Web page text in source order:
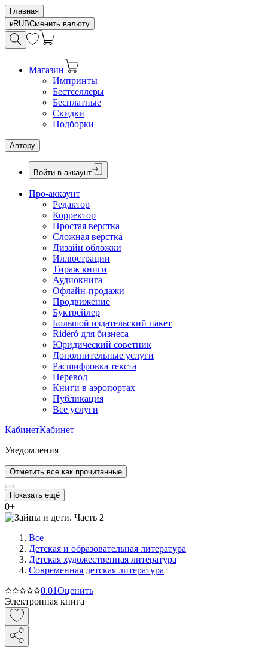
Главная
RUBСменить валюту
Магазин
Импринты
Бестселлеры
Бесплатные
Скидки
Подборки
Автору
Войти в аккаунт
Про-аккаунт
Редактор
Корректор
Простая верстка
Сложная верстка
Дизайн обложки
Иллюстрации
Тираж книги
Аудиокнига
Офлайн-продажи
Продвижение
Буктрейлер
Большой издательский пакет
Rideró для бизнеса
Юридический советник
Дополнительные услуги
Расшифровка текста
Перевод
Книги в аэропортах
Публикация
Все услуги
КабинетКабинет
Уведомления
Отметить все как прочитанные
Показать ещё
0+
Все
Детская и образовательная литература
Детская художественная литература
Современная детская литература
0.01Оценить
Электронная книга